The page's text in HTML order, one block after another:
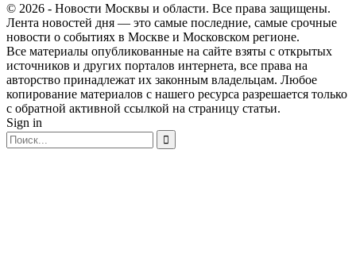
© 2026 - Новости Москвы и области. Все права защищены.
Лента новостей дня — это самые последние, самые срочные
новости о событиях в Москве и Московском регионе.
Все материалы опубликованные на сайте взяты с открытых
источников и других порталов интернета, все права на
авторство принадлежат их законным владельцам. Любое
копирование материалов с нашего ресурса разрешается только
с обратной активной ссылкой на страницу статьи.
Sign in